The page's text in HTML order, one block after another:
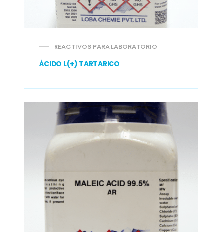
REACTIVOS PARA LABORATORIO
ÁCIDO L(+) TARTARICO